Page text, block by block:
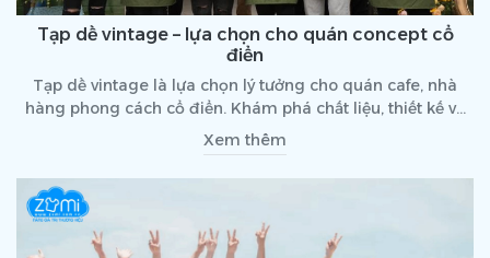
Tạp dề vintage – lựa chọn cho quán concept cổ
điển
Tạp dề vintage là lựa chọn lý tưởng cho quán cafe, nhà
hàng phong cách cổ điển. Khám phá chất liệu, thiết kế và
cách chọn tạp dề phù hợp giúp nâng tầm thương hiệu.
Xem thêm